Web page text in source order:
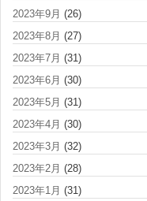
2023年9月 (26)
2023年8月 (27)
2023年7月 (31)
2023年6月 (30)
2023年5月 (31)
2023年4月 (30)
2023年3月 (32)
2023年2月 (28)
2023年1月 (31)